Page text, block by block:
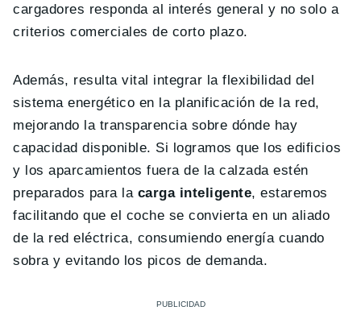
cargadores responda al interés general y no solo a
criterios comerciales de corto plazo.
Además, resulta vital integrar la flexibilidad del
sistema energético en la planificación de la red,
mejorando la transparencia sobre dónde hay
capacidad disponible. Si logramos que los edificios
y los aparcamientos fuera de la calzada estén
preparados para la carga inteligente, estaremos
facilitando que el coche se convierta en un aliado
de la red eléctrica, consumiendo energía cuando
sobra y evitando los picos de demanda.